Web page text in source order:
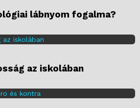
lábnyom fogalma?
az iskolában